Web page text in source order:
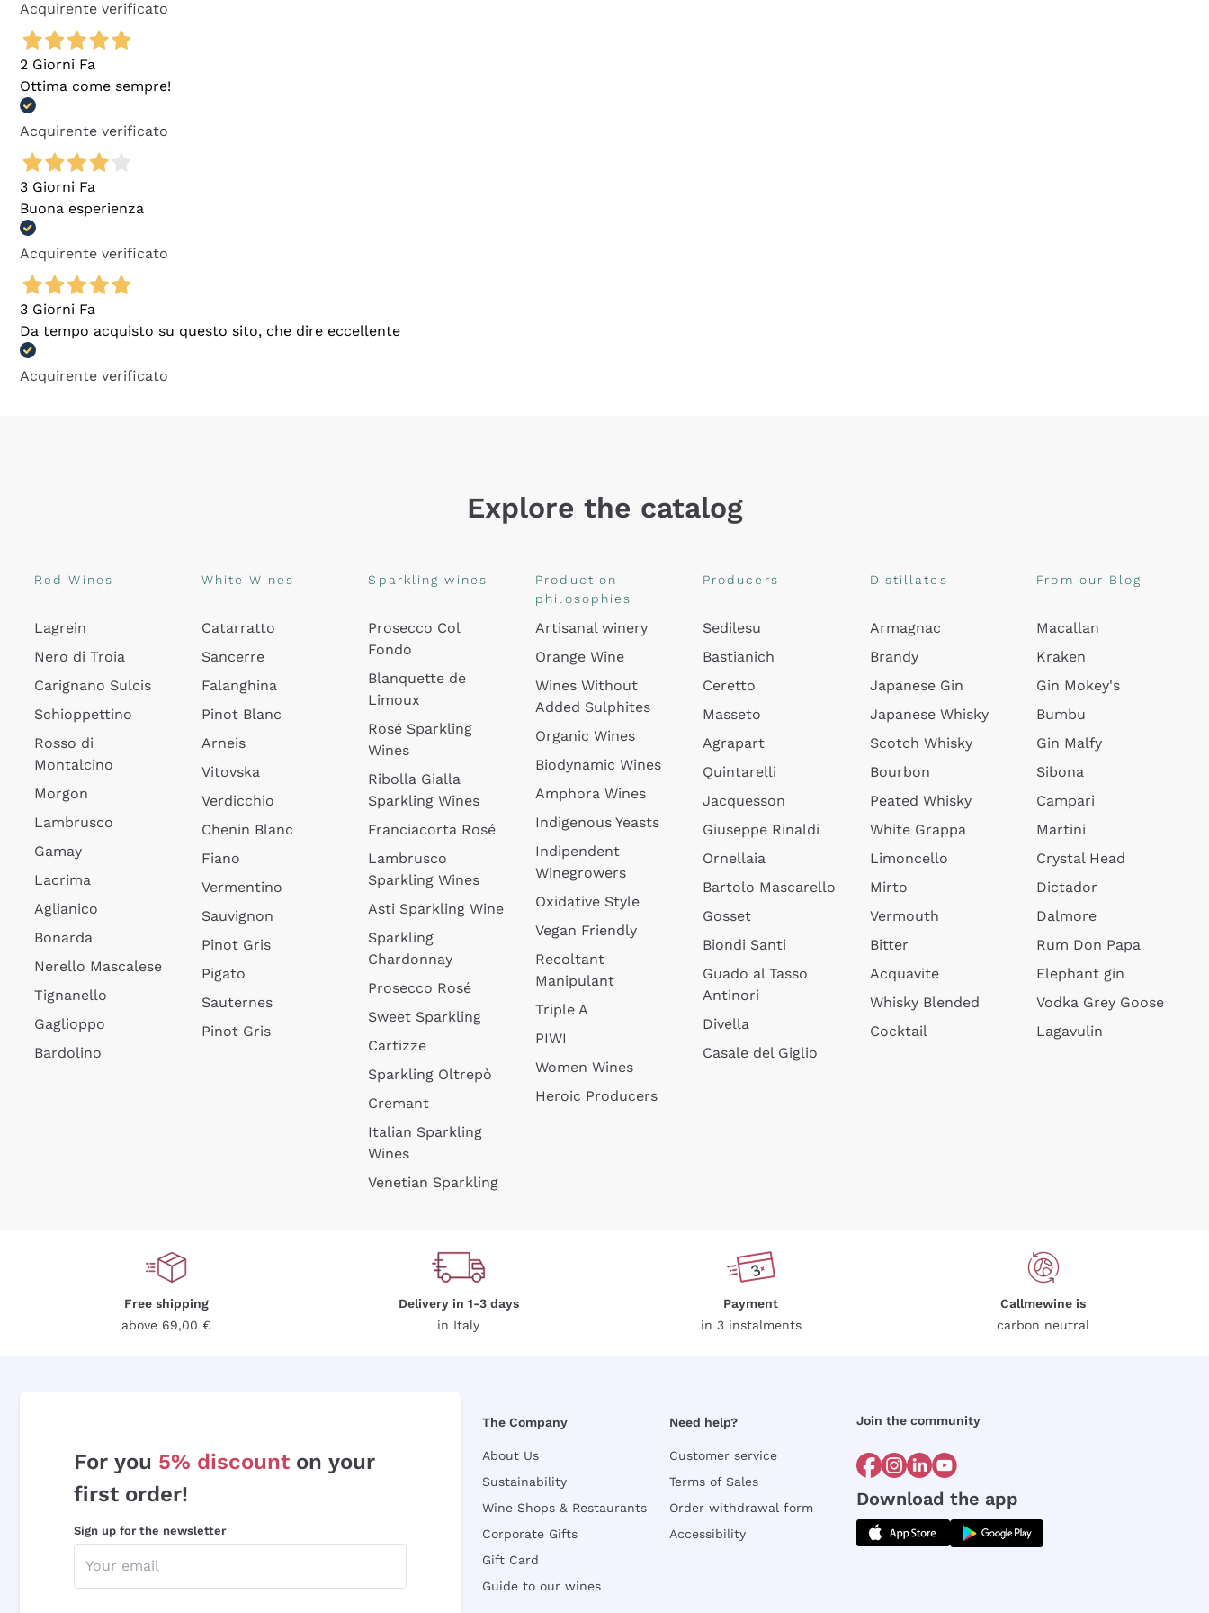
Acquirente verificato
2 Giorni Fa
Ottima come sempre!
Acquirente verificato
3 Giorni Fa
Buona esperienza
Acquirente verificato
3 Giorni Fa
Da tempo acquisto su questo sito, che dire eccellente
Acquirente verificato
Explore the catalog
Red Wines
Lagrein
Nero di Troia
Carignano Sulcis
Schioppettino
Rosso di
Montalcino
Morgon
Lambrusco
Gamay
Lacrima
Aglianico
Bonarda
Nerello Mascalese
Tignanello
Gaglioppo
Bardolino
White Wines
Catarratto
Sancerre
Falanghina
Pinot Blanc
Arneis
Vitovska
Verdicchio
Chenin Blanc
Fiano
Vermentino
Sauvignon
Pinot Gris
Pigato
Sauternes
Pinot Gris
Sparkling wines
Prosecco Col
Fondo
Blanquette de
Limoux
Rosé Sparkling
Wines
Ribolla Gialla
Sparkling Wines
Franciacorta Rosé
Lambrusco
Sparkling Wines
Asti Sparkling Wine
Sparkling
Chardonnay
Prosecco Rosé
Sweet Sparkling
Cartizze
Sparkling Oltrepò
Cremant
Italian Sparkling
Wines
Venetian Sparkling
Production
philosophies
Artisanal winery
Orange Wine
Wines Without
Added Sulphites
Organic Wines
Biodynamic Wines
Amphora Wines
Indigenous Yeasts
Indipendent
Winegrowers
Oxidative Style
Vegan Friendly
Recoltant
Manipulant
Triple A
PIWI
Women Wines
Heroic Producers
Producers
Sedilesu
Bastianich
Ceretto
Masseto
Agrapart
Quintarelli
Jacquesson
Giuseppe Rinaldi
Ornellaia
Bartolo Mascarello
Gosset
Biondi Santi
Guado al Tasso
Antinori
Divella
Casale del Giglio
Distillates
Armagnac
Brandy
Japanese Gin
Japanese Whisky
Scotch Whisky
Bourbon
Peated Whisky
White Grappa
Limoncello
Mirto
Vermouth
Bitter
Acquavite
Whisky Blended
Cocktail
From our Blog
Macallan
Kraken
Gin Mokey's
Bumbu
Gin Malfy
Sibona
Campari
Martini
Crystal Head
Dictador
Dalmore
Rum Don Papa
Elephant gin
Vodka Grey Goose
Lagavulin
Free shipping
above 69,00 €
Delivery in 1-3 days
in Italy
Payment
in 3 instalments
Callmewine is
carbon neutral
For you 5% discount on your
first order!
Sign up for the newsletter
The Company
About Us
Sustainability
Wine Shops & Restaurants
Corporate Gifts
Gift Card
Guide to our wines
Need help?
Customer service
Terms of Sales
Order withdrawal form
Accessibility
Join the community
Download the app